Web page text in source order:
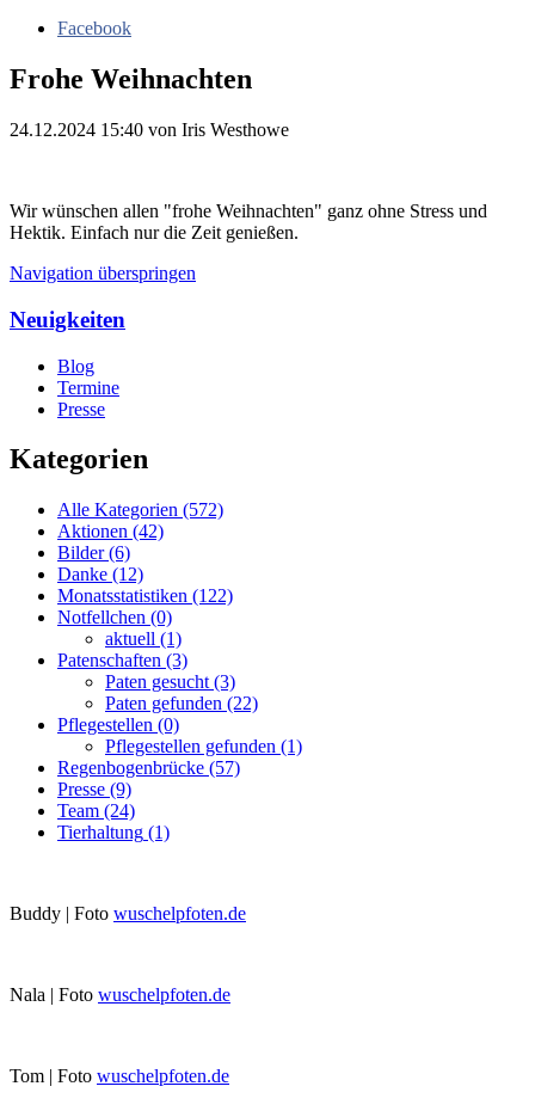
Facebook
Frohe Weihnachten
24.12.2024 15:40 von Iris Westhowe
Wir wünschen allen "frohe Weihnachten" ganz ohne Stress und
Hektik. Einfach nur die Zeit genießen.
Navigation überspringen
Neuigkeiten
Blog
Termine
Presse
Kategorien
Alle Kategorien (572)
Aktionen (42)
Bilder (6)
Danke (12)
Monatsstatistiken (122)
Notfellchen (0)
aktuell (1)
Patenschaften (3)
Paten gesucht (3)
Paten gefunden (22)
Pflegestellen (0)
Pflegestellen gefunden (1)
Regenbogenbrücke (57)
Presse (9)
Team (24)
Tierhaltung (1)
Buddy | Foto wuschelpfoten.de
Nala | Foto wuschelpfoten.de
Tom | Foto wuschelpfoten.de